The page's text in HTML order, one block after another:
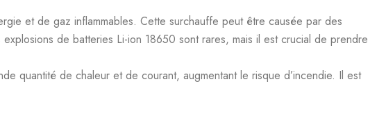
et de gaz inflammables. Cette surchauffe peut être causée par des
de batteries Li-ion 18650 sont rares, mais il est crucial de prendre
quantité de chaleur et de courant, augmentant le risque d’incendie. Il est